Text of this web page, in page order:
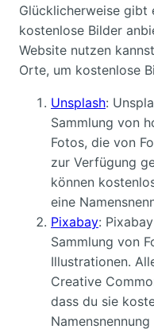
Glücklicherweise gibt
kostenlose Bilder
Website nutzen
Orte, um kostenlose
Unsplash:
Sammlung von
Fotos, die von
zur Verfügung
können
eine
Pixabay:
Sammlung von
Illustrationen.
Creative
dass du sie